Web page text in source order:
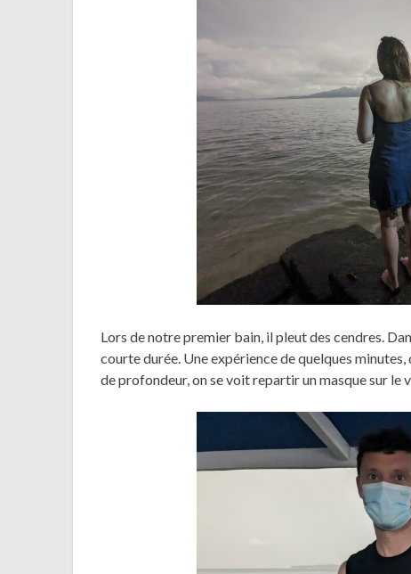
Lors de notre premier bain, il pleut des cendres.
courte durée. Une expérience de quelques
de profondeur, on se voit repartir un masque sur le